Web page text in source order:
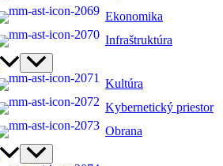
Ekonomika
Infraštruktúra
Kultúra
Kybernetický priestor
Obrana